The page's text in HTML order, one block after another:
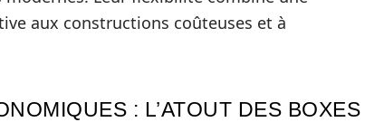
aux constructions coûteuses et à
: L’ATOUT DES BOXES